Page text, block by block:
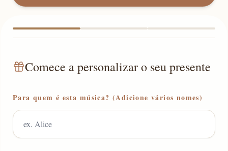
Comece a personalizar o seu presente
Para quem é esta música? (Adicione vários nomes)